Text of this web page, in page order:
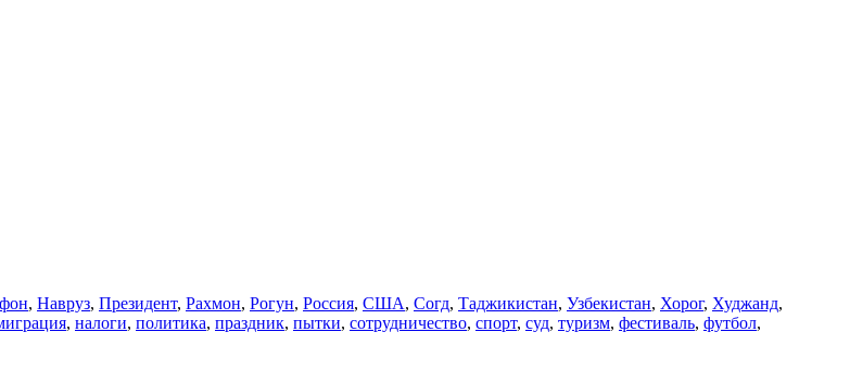
, Навруз, Президент, Рахмон, Рогун, Россия, США, Согд, Таджикистан, Узбекистан, Хорог, Худжанд,
, налоги, политика, праздник, пытки, сотрудничество, спорт, суд, туризм, фестиваль, футбол,